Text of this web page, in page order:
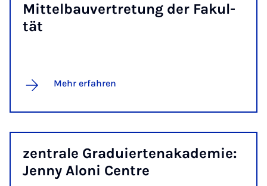
Mit­tel­bau­ver­tre­tung der Fa­kul­
tät
Mehr erfahren
zen­tra­le Gra­du­ier­te­n­aka­de­mie:
Jen­ny Alo­ni Cen­tre